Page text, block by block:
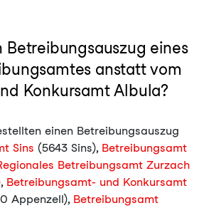
Betreibungsauszug eines
anstatt vom
Konkursamt Albula?
einen Betreibungsauszug
Sins (5643 Sins), Betreibungsamt
Betreibungsamt Zurzach
Betreibungsamt- und Konkursamt
Appenzell), Betreibungsamt